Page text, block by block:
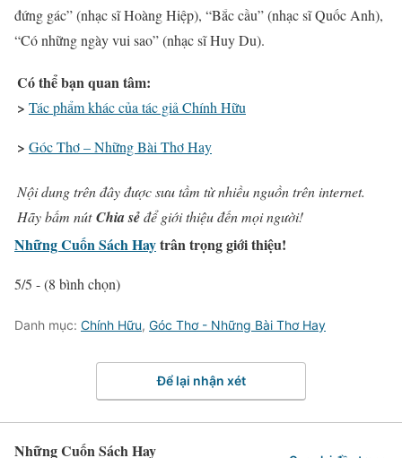
đứng gác” (nhạc sĩ Hoàng Hiệp), “Bắc cầu” (nhạc sĩ Quốc Anh),
“Có những ngày vui sao” (nhạc sĩ Huy Du).
Có thể bạn quan tâm:
> Tác phẩm khác của tác giả Chính Hữu
> Góc Thơ – Những Bài Thơ Hay
Nội dung trên đây được sưu tầm từ nhiều nguồn trên internet.
Hãy bấm nútChia sẻđể giới thiệu đến mọi người!
Những Cuốn Sách Haytrân trọng giới thiệu!
5/5 - (8 bình chọn)
Danh mục: Chính Hữu, Góc Thơ - Những Bài Thơ Hay
Để lại nhận xét
Những Cuốn Sách Hay